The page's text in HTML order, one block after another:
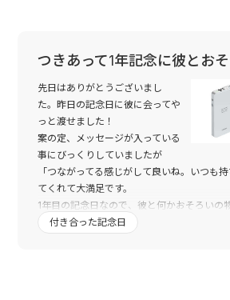
つきあって1年記念に彼とお
先日はありがとうございまし
た。昨日の記念日に彼に会ってや
っと渡せました！
案の定、メッセージが入っている
事にびっくりしていましたが
「つながってる感じがして良いね。いつも
てくれて大満足です。
1年目の記念日なので、彼と何かおそろいの
て探していてトゥーユーさんを見つけました
付き合った記念日